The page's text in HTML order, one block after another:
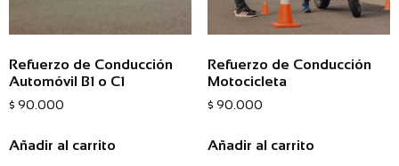
Refuerzo de Conducción
Automóvil B1 o C1
$ 90.000
Añadir al carrito
Refuerzo de Conducción
Motocicleta
$ 90.000
Añadir al carrito